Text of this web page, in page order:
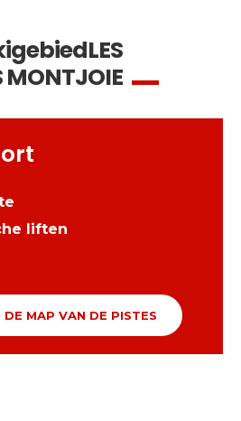
liften
MAP VAN DE PISTES
LES
MONTJOIE